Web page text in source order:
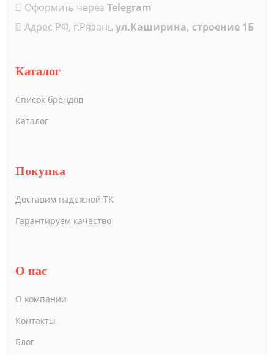
Оформить через Telegram
Адрес РФ, г.Рязаньул.Каширина, строение 1Б
Каталог
Список брендов
Каталог
Покупка
Доставим надежной ТК
Гарантируем качество
О нас
О компании
Контакты
Блог